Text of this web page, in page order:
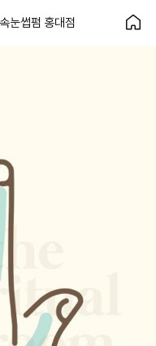
눈썹펌 홍대점